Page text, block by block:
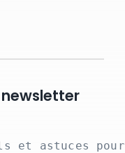
astuces